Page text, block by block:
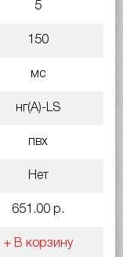
5
150
мс
нг(A)-LS
пвх
Нет
651.00 р.
+ В корзину